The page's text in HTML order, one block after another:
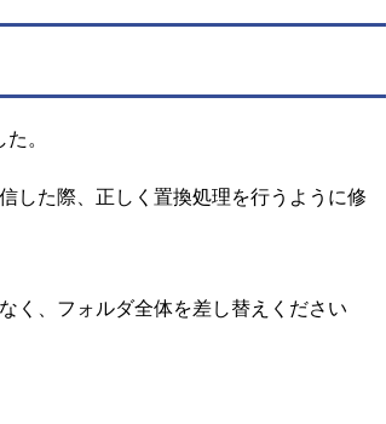
。
した際、正しく置換処理を行うように修
く、フォルダ全体を差し替えください